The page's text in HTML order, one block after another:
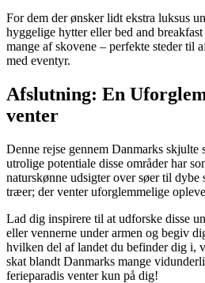
For dem der ønsker lidt ekstra luksus
hyggelige hytter eller bed and
mange af skovene – perfekte steder til
med eventyr.
Afslutning: En
venter
Denne rejse gennem Danmarks skjulte
utrolige potentiale disse områder har
naturskønne udsigter over søer til
træer; der venter uforglemmelige
Lad dig inspirere til at udforske disse
eller vennerne under armen og begiv
hvilken del af landet du befinder dig i,
skat blandt Danmarks mange
ferieparadis venter kun på dig!